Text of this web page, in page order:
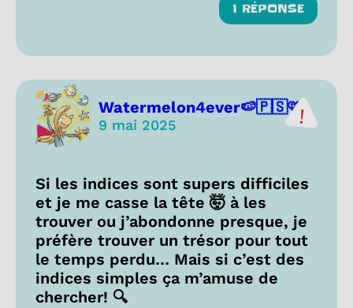
1 RÉPONSE
Watermelon4ever🍉🇵🇸🩷
9 mai 2025
Si les indices sont supers difficiles
et je me casse la tête 🤯 à les
trouver ou j’abondonne presque, je
préfère trouver un trésor pour tout
le temps perdu… Mais si c’est des
indices simples ça m’amuse de
chercher! 🔍